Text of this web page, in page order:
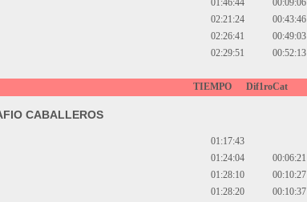
01:46:44 00:09:06
02:21:24 00:43:46
02:26:41 00:49:03
02:29:51 00:52:13
TIEMPO Dif1roCat
CABALLEROS
01:17:43
01:24:04 00:06:21
01:28:10 00:10:27
01:28:20 00:10:37